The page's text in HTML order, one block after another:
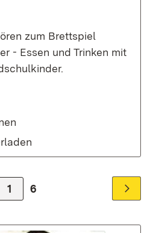
zum Brettspiel
- Essen und Trinken mit
Zur Seite
1 Zur Seite
6 Zur